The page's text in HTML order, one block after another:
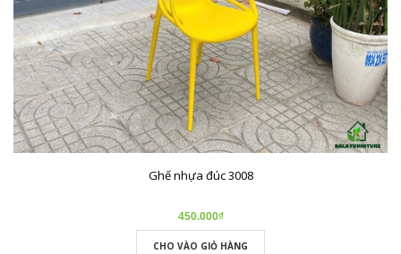
Ghế nhựa đúc 3008
450.000₫
CHO VÀO GIỎ HÀNG